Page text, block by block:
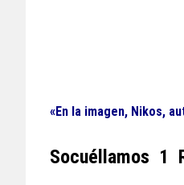
«En la imagen, Nikos,
Socuéllamos 1